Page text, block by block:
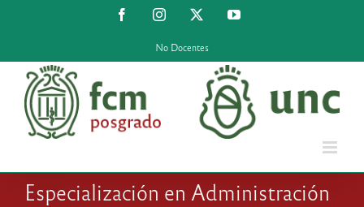
FacebookInstagram YouTube
No Docentes
Especialización en Administración